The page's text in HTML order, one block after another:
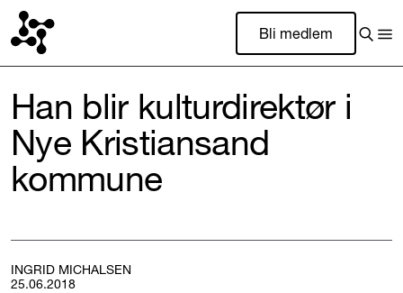
Bli medlem
Han blir kulturdirektør i
Nye Kristiansand
kommune
INGRID MICHALSEN
25.06.2018